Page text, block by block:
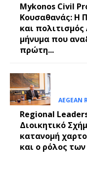
Mykonos Civil
Κουσαθανάς: Η
και
μήνυμα που
πρώτη...
AEGEAN
Regional
Διοικητικό
κατανομή
και ο ρόλος